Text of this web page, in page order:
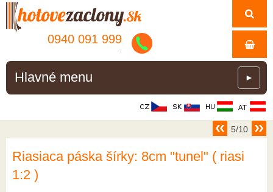
0940 091 999
Hlavné menu ►
5/10
Riasiaca páska šírky: 8cm "tunel" ( riasi
1:2 )